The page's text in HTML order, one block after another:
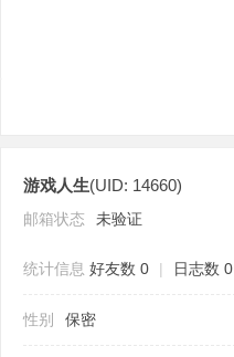
游戏人生(UID: 14660)
邮箱状态 未验证
统计信息 好友数 0 | 日志数 0
性别 保密